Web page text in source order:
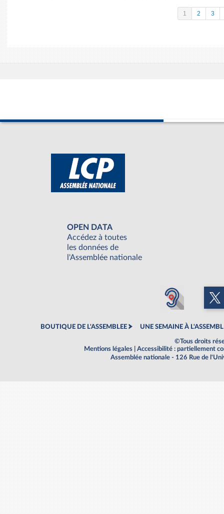
1 2 3
OPEN DATA
Accédez à toutes
les données de
l'Assemblée nationale
BOUTIQUE DE L'ASSEMBLEE UNE SEMAINE À
©Tous droits
Mentions légales
Accessibilité : partiellement
Assemblée nationale - 126 Rue de